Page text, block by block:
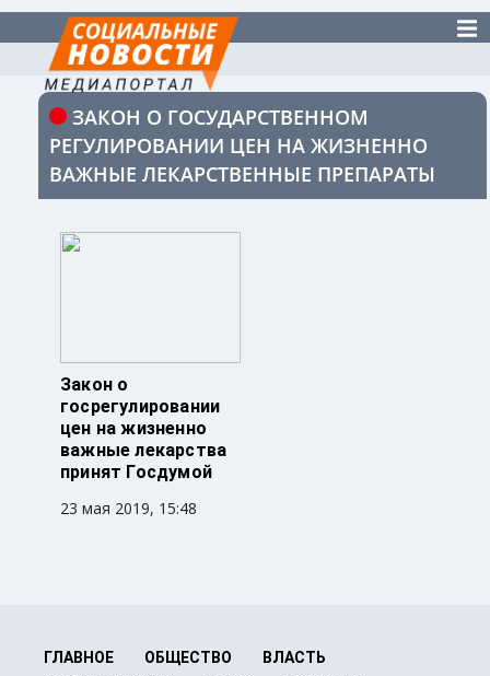
ЗАКОН О ГОСУДАРСТВЕННОМ
РЕГУЛИРОВАНИИ ЦЕН НА ЖИЗНЕННО
ВАЖНЫЕ ЛЕКАРСТВЕННЫЕ ПРЕПАРАТЫ
Закон о
госрегулировании
цен на жизненно
важные лекарства
принят Госдумой
23 мая 2019, 15:48
ГЛАВНОЕ ОБЩЕСТВО
ВЛАСТЬ